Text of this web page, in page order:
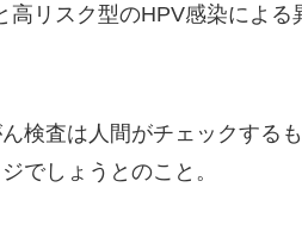
リスク型のHPV感染によ
検査は人間がチェックする
でしょうとのこと。